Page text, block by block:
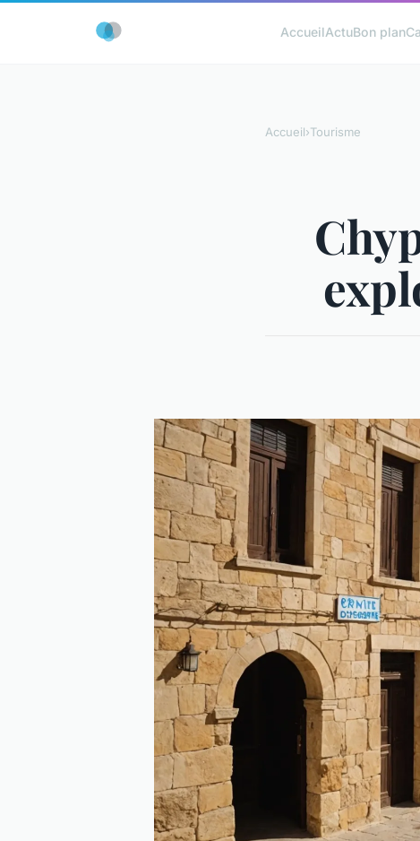
AccueilActuBon plan
Accueil›Tourisme